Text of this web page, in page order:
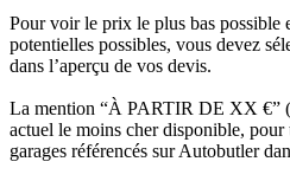
Pour voir le prix le plus bas possible
potentielles possibles, vous devez
dans l’aperçu de vos devis.
La mention “À PARTIR DE XX €”
actuel le moins cher disponible, pour
garages référencés sur Autobutler